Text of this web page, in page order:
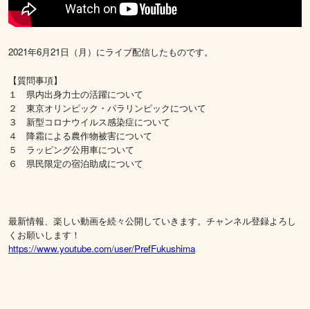
2021年6月21日（月）にライブ配信したものです。
【質問事項】
１ 県内出身力士の活躍について
２ 東京オリンピック・パラリンピックについて
３ 新型コロナウイルス感染症について
４ 降霜による農作物被害について
５ ラッピング公用車について
６ 県民限定の宿泊助成について
最新情報、楽しい動画を続々公開していきます。チャンネル登録よろし
くお願いします！
https://www.youtube.com/user/PrefFukushima